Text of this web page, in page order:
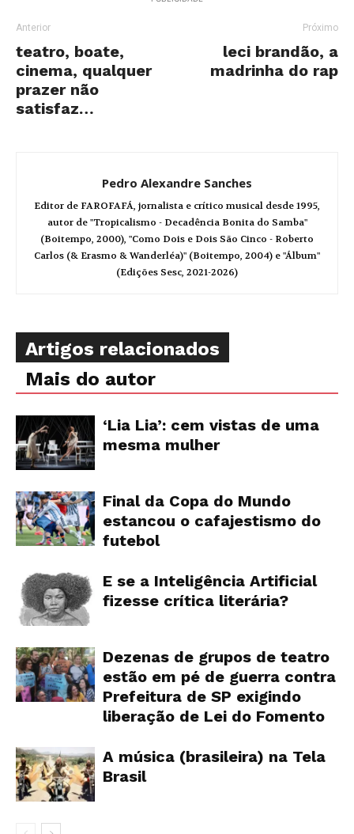
Anterior
teatro, boate,
cinema, qualquer
prazer não
satisfaz…
Próximo
leci brandão, a
madrinha do rap
Pedro Alexandre Sanches
Editor de FAROFAFÁ, jornalista e crítico musical desde 1995,
autor de "Tropicalismo - Decadência Bonita do Samba"
(Boitempo, 2000), "Como Dois e Dois São Cinco - Roberto
Carlos (& Erasmo & Wanderléa)" (Boitempo, 2004) e "Álbum"
(Edições Sesc, 2021-2026)
Artigos relacionados
Mais do autor
‘Lia Lia’: cem vistas de uma
mesma mulher
Final da Copa do Mundo
estancou o cafajestismo do
futebol
E se a Inteligência Artificial
fizesse crítica literária?
Dezenas de grupos de teatro
estão em pé de guerra contra
Prefeitura de SP exigindo
liberação de Lei do Fomento
A música (brasileira) na Tela
Brasil